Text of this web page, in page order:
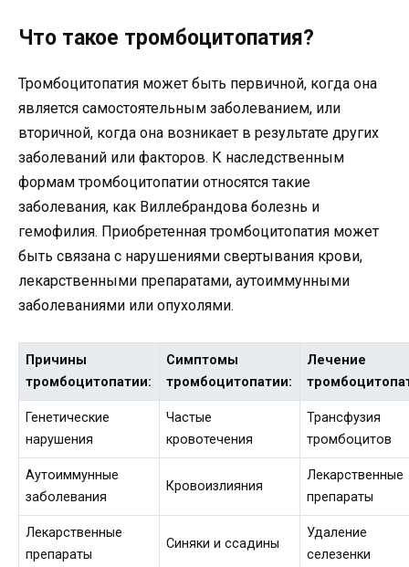
Что такое тромбоцитопатия?
Тромбоцитопатия может быть первичной, когда она
является самостоятельным заболеванием, или
вторичной, когда она возникает в результате других
заболеваний или факторов. К наследственным
формам тромбоцитопатии относятся такие
заболевания, как Виллебрандова болезнь и
гемофилия. Приобретенная тромбоцитопатия может
быть связана с нарушениями свертывания крови,
лекарственными препаратами, аутоиммунными
заболеваниями или опухолями.
Причины
тромбоцитопатии:
Симптомы
тромбоцитопатии:
Лечение
Генетические
нарушения
Частые
кровотечения
Трансфузия
тромбоцитов
Аутоиммунные
заболевания
Кровоизлияния
Лекарственные
препараты
Лекарственные
препараты
Синяки и ссадины
Удаление
селезенки